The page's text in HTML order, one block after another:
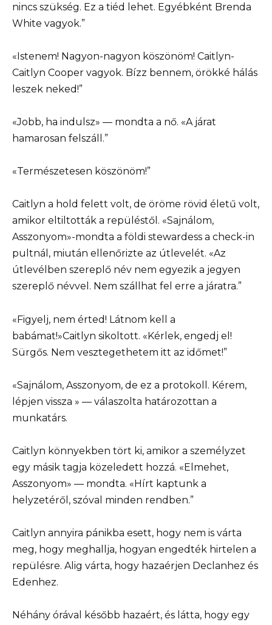
nincs szükség. Ez a tiéd lehet. Egyébként Brenda
White vagyok.”
«Istenem! Nagyon-nagyon köszönöm! Caitlyn-
Caitlyn Cooper vagyok. Bízz bennem, örökké hálás
leszek neked!”
«Jobb, ha indulsz» — mondta a nő. «A járat
hamarosan felszáll.”
«Természetesen köszönöm!”
Caitlyn a hold felett volt, de öröme rövid életű volt,
amikor eltiltották a repüléstől. «Sajnálom,
Asszonyom»-mondta a földi stewardess a check-in
pultnál, miután ellenőrizte az útlevelét. «Az
útlevélben szereplő név nem egyezik a jegyen
szereplő névvel. Nem szállhat fel erre a járatra.”
«Figyelj, nem érted! Látnom kell a
babámat!»Caitlyn sikoltott. «Kérlek, engedj el!
Sürgős. Nem vesztegethetem itt az időmet!”
«Sajnálom, Asszonyom, de ez a protokoll. Kérem,
lépjen vissza » — válaszolta határozottan a
munkatárs.
Caitlyn könnyekben tört ki, amikor a személyzet
egy másik tagja közeledett hozzá. «Elmehet,
Asszonyom» — mondta. «Hírt kaptunk a
helyzetéről, szóval minden rendben.”
Caitlyn annyira pánikba esett, hogy nem is várta
meg, hogy meghallja, hogyan engedték hirtelen a
repülésre. Alig várta, hogy hazaérjen Declanhez és
Edenhez.
Néhány órával később hazaért, és látta, hogy egy